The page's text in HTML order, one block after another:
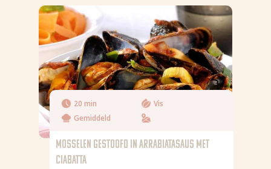
20 min
Vis
Gemiddeld
MOSSELEN GESTOOFD IN ARRABIATASAUS MET
CIABATTA